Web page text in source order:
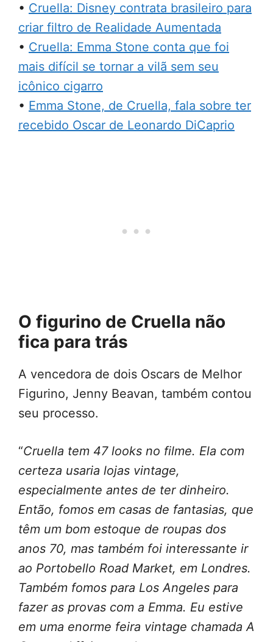
• Cruella: Disney contrata brasileiro para
criar filtro de Realidade Aumentada
• Cruella: Emma Stone conta que foi
mais difícil se tornar a vilã sem seu
icônico cigarro
• Emma Stone, de Cruella, fala sobre ter
recebido Oscar de Leonardo DiCaprio
O figurino de Cruella não
fica para trás
A vencedora de dois Oscars de Melhor
Figurino, Jenny Beavan, também contou
seu processo.
“Cruella tem 47 looks no filme. Ela com
certeza usaria lojas vintage,
especialmente antes de ter dinheiro.
Então, fomos em casas de fantasias, que
têm um bom estoque de roupas dos
anos 70, mas também foi interessante ir
ao Portobello Road Market, em Londres.
Também fomos para Los Angeles para
fazer as provas com a Emma. Eu estive
em uma enorme feira vintage chamada A